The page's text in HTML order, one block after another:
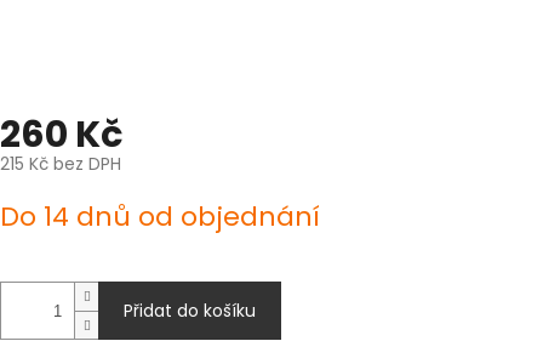
260 Kč
215 Kč bez DPH
cena:
Do 14 dnů od objednání
Přidat do košíku